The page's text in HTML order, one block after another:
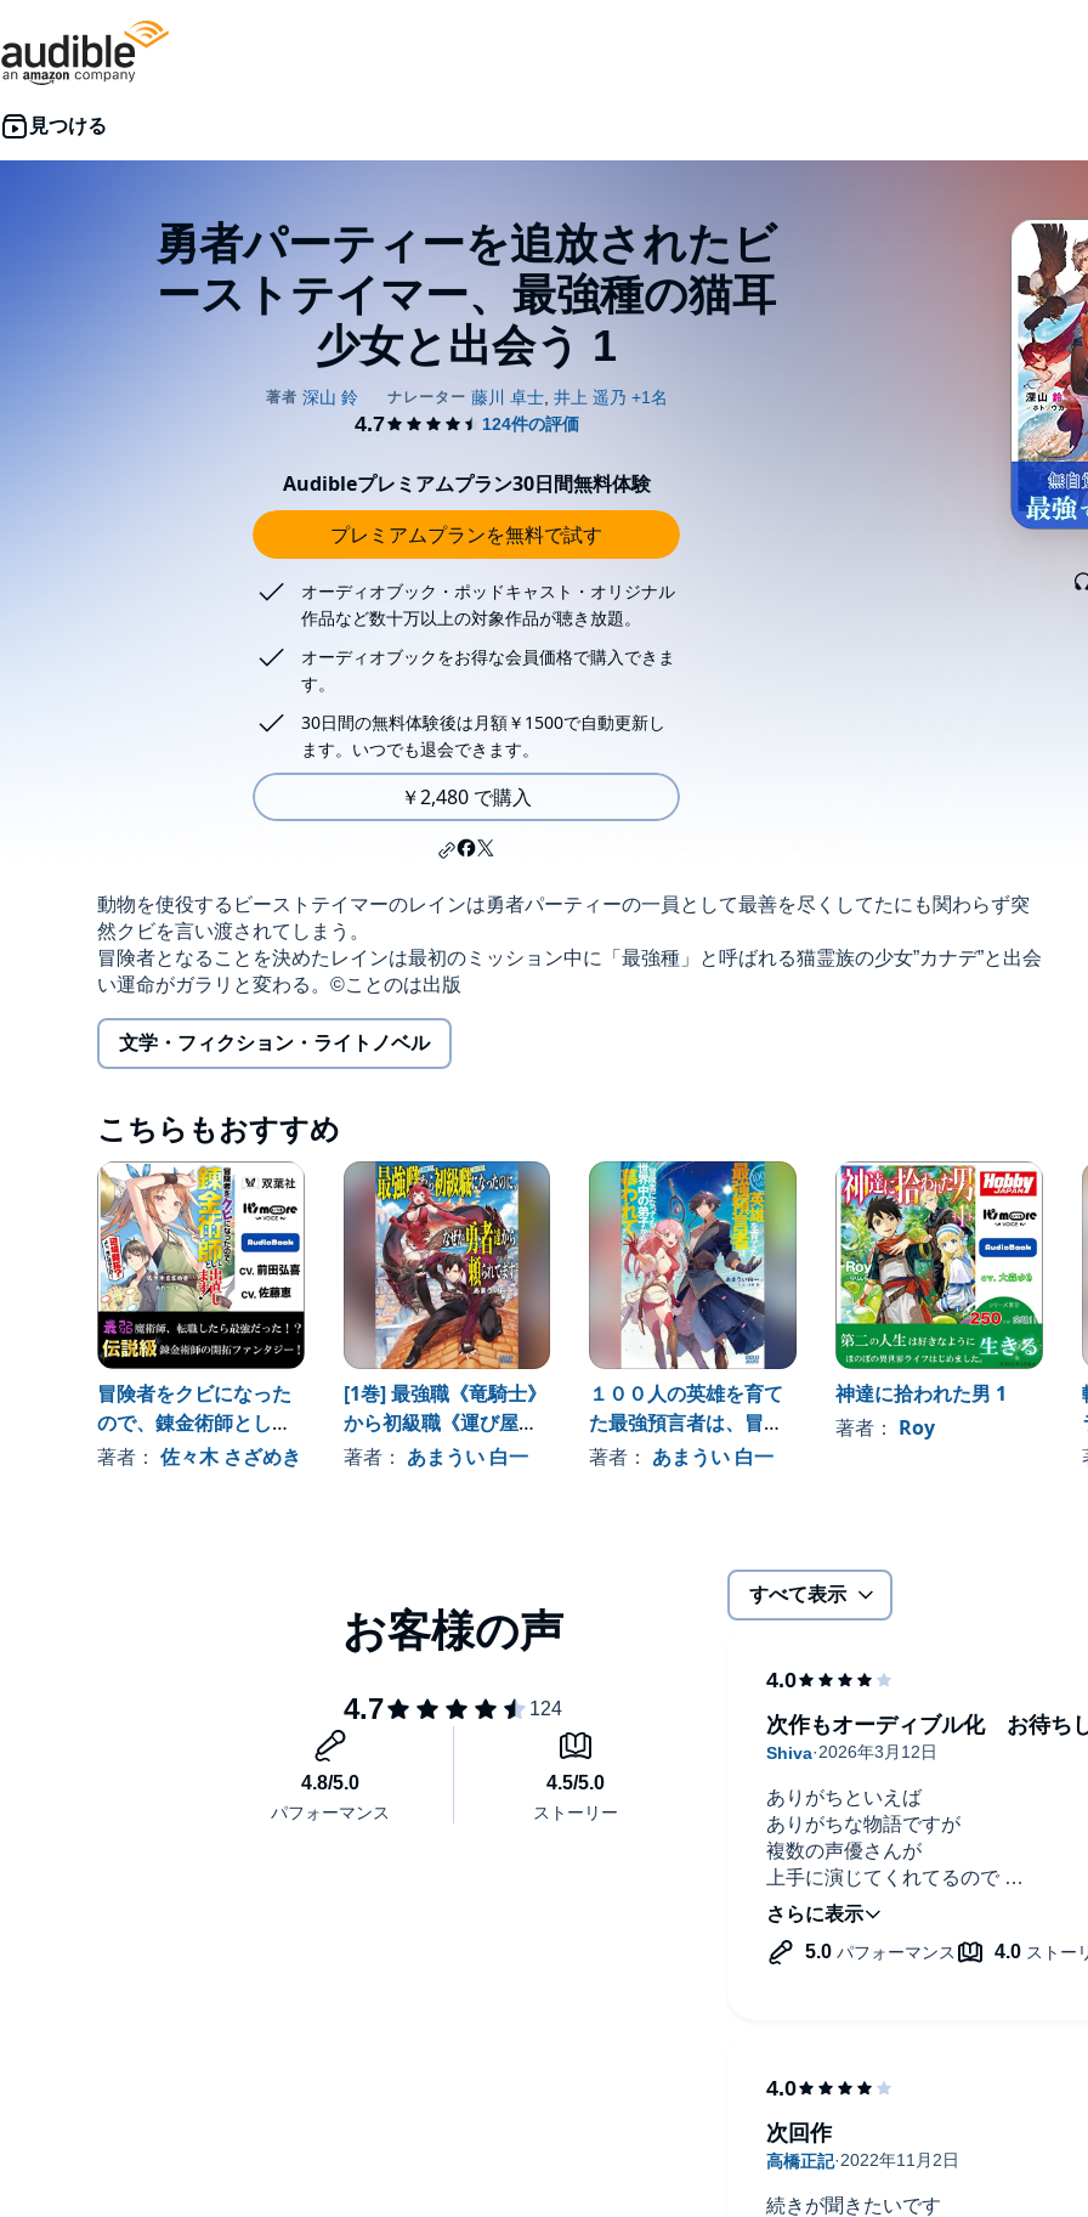
勇者パーティーを追放されたビ
ーストテイマー、最強種の猫耳
少女と出会う 1
Audibleプレミアムプラン30日間無料体験
プレミアムプランを無料で試す
オーディオブック・ポッドキャスト・オリジナル
作品など数十万以上の対象作品が聴き放題。
オーディオブックをお得な会員価格で購入できま
す。
30日間の無料体験後は月額￥1500で自動更新し
ます。いつでも退会できます。
￥2,480 で購入
動物を使役するビーストテイマーのレインは勇者パーティーの一員として最善を尽くしてたにも関わらず突
然クビを言い渡されてしまう。
冒険者となることを決めたレインは最初のミッション中に「最強種」と呼ばれる猫霊族の少女”カナデ”と出会
い運命がガラリと変わる。©ことのは出版
文学・フィクション・ライトノベル
こちらもおすすめ
冒険者をクビになった
ので、錬金術師として
出直します! ～辺境開
著者： 佐々木 さざめき
[1巻] 最強職《竜騎士》
から初級職《運び屋》
になったのに、なぜか
著者： あまうい 白一
１００人の英雄を育て
た最強預言者は、冒険
者になっても世界中の
著者： あまうい 白一
神達に拾われた男 1
著者： Roy
すべて表示
ありがちといえば
ありがちな物語ですが
複数の声優さんが
上手に演じてくれてるので
いい感じな仕上がりでした
次作もオーディブル化 お待ちして
次作もオーディブル化 お待ち
続きが聞きたいです
次回作